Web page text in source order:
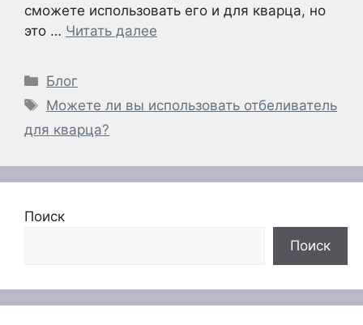
сможете использовать его и для кварца, но
это … Читать далее
Рубрики
Блог
Метки
Можете ли вы использовать отбеливатель
для кварца?
Поиск
Поиск